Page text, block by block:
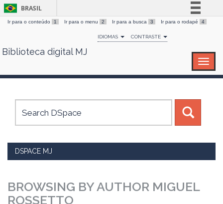
Skip
BRASIL
Simplifique!
Comunica BR
Canais
Ir para o conteúdo 1 Ir para o menu 2 Ir para a busca 3 Ir para o rodapé 4
IDIOMAS CONTRASTE
Biblioteca digital MJ
DSPACE MJ
BROWSING BY AUTHOR MIGUEL
ROSSETTO